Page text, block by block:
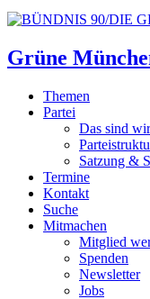
Grüne
Themen
Partei
Das sind wir
Satzung &
Termine
Kontakt
Suche
Mitmachen
Mitglied
Spenden
Newsletter
Jobs